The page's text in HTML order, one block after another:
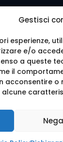
Gestisci
esperienze,
e/o
a queste
il
acconsentire
Nega